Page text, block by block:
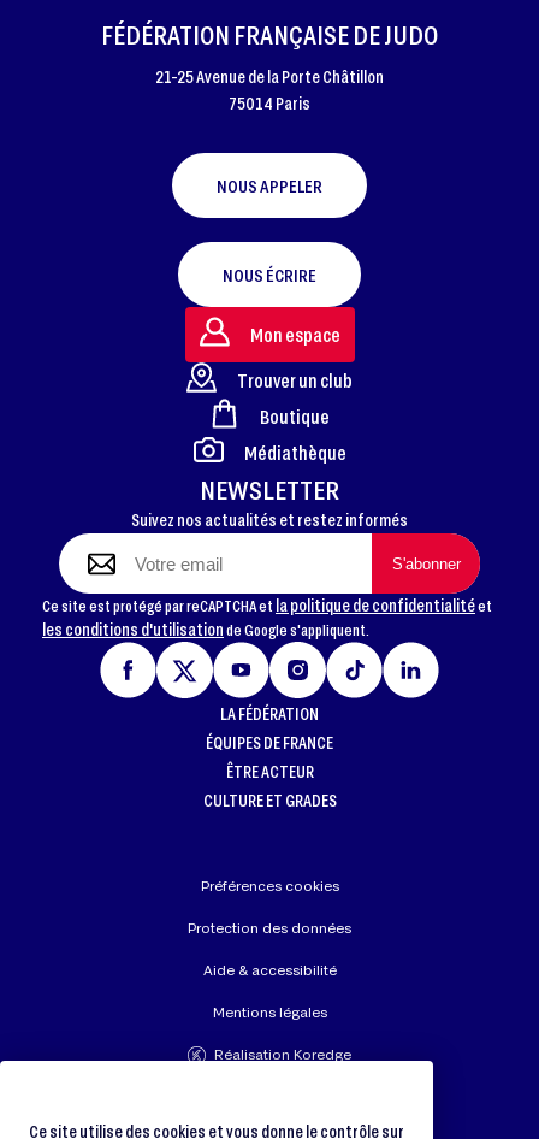
FOOTER
FÉDÉRATION FRANÇAISE DE JUDO
21-25 Avenue de la Porte Châtillon
75014 Paris
NOUS APPELER
NOUS ÉCRIRE
NEWSLETTER
Suivez nos actualités et restez informés
Ce site est protégé par reCAPTCHA et la politique de confidentialitéet
les conditions d'utilisationde Google s'appliquent.
Mon espace
Trouver un club
Boutique
Médiathèque
LA FÉDÉRATION
ÉQUIPES DE FRANCE
ÊTRE ACTEUR
CULTURE ET GRADES
Préférences cookies
Protection des données
Aide & accessibilité
Mentions légales
Réalisation Koredge
Ce site utilise des cookies et vous donne le contrôle sur